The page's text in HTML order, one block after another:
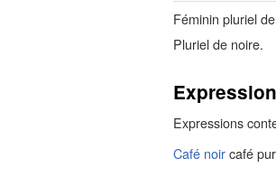
Féminin pluriel
Pluriel de noire.
Expressions
Café noircafé